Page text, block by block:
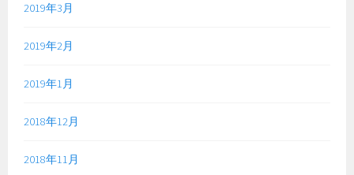
2019年3月
2019年2月
2019年1月
2018年12月
2018年11月